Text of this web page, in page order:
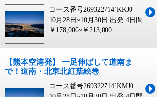
コース番号269322714`KKJ0
10月28日~10月30日 出発 4日間
￥178,000~￥213,000
【熊本空港発】 一足伸ばして道南ま
で！道南・北東北紅葉絵巻
コース番号269322714`KMJ0